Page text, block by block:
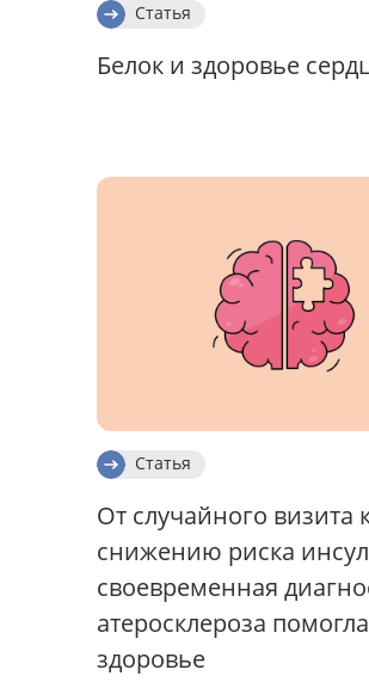
Статья
Белок и здоровье
Статья
От случайного визита
снижению риска
своевременная
атеросклероза
здоровье